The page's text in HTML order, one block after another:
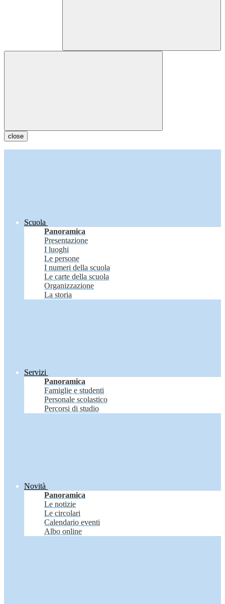
close
Scuola
Panoramica
Presentazione
I luoghi
Le persone
I numeri della scuola
Le carte della scuola
Organizzazione
La storia
Servizi
Panoramica
Famiglie e studenti
Personale scolastico
Percorsi di studio
Novità
Panoramica
Le notizie
Le circolari
Calendario eventi
Albo online